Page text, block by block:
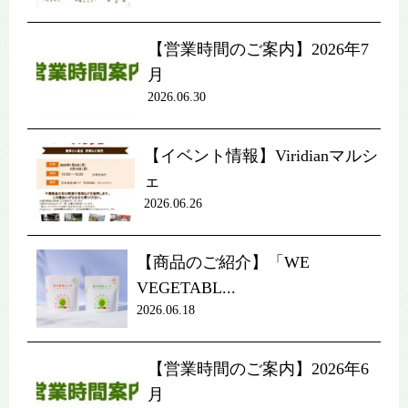
【営業時間のご案内】2026年7
月
2026.06.30
【イベント情報】Viridianマルシ
ェ
2026.06.26
【商品のご紹介】「WE
VEGETABL...
2026.06.18
【営業時間のご案内】2026年6
月